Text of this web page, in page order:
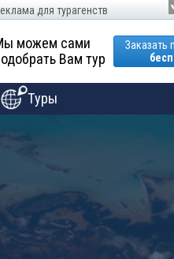
для турагенств
можем сами
Вам тур
Заказать
Туры